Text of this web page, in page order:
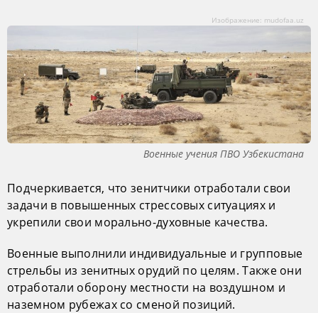
Изображение: mudofaa.uz
Военные учения ПВО Узбекистана
Подчеркивается, что зенитчики отработали свои
задачи в повышенных стрессовых ситуациях и
укрепили свои морально-духовные качества.
Военные выполнили индивидуальные и групповые
стрельбы из зенитных орудий по целям. Также они
отработали оборону местности на воздушном и
наземном рубежах со сменой позиций.